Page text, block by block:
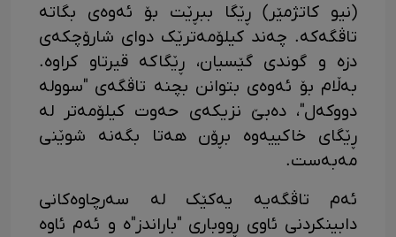
(نیو کاتژمێر) ڕێگا ببڕێت بۆ ئەوەی بگاتە
تاڤگەکە. چەند کیلۆمەترێک دوای شارۆچکەی
دزە و گوندی گێسیان، ڕێگاکە قیرتاو کراوە.
بەڵام بۆ ئەوەی بتوانن بچنە تاڤگەی "سوولە
دووکەل"، دەبێ نزیکەی حەوت کیلۆمەتر لە
ڕێگای خاکییەوە بڕۆن هەتا بگەنە شوێنی
مەبەست.
ئەم تاڤگەیە یەکێک لە سەرچاوەکانی
دابینکردنی ئاوی ڕووباری "باراندز"ە و ئەم ئاوە